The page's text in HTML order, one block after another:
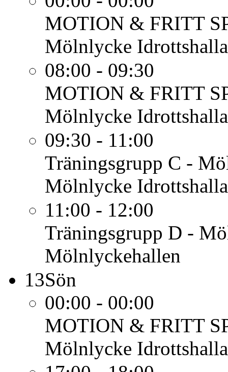
MOTION & FRITT
Mölnlycke
08:00 - 09:30
MOTION & FRITT
Mölnlycke
09:30 - 11:00
Träningsgrupp C -
Mölnlycke
11:00 - 12:00
Träningsgrupp D -
Mölnlyckehallen
13Sön
00:00 - 00:00
MOTION & FRITT
Mölnlycke